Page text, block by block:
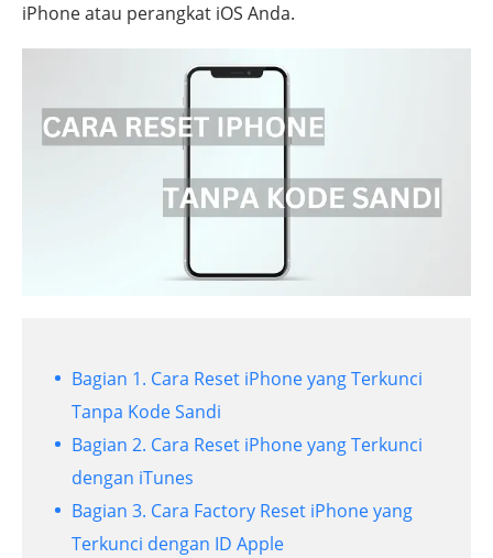
iPhone atau perangkat iOS Anda.
Bagian 1. Cara Reset iPhone yang Terkunci
Tanpa Kode Sandi
Bagian 2. Cara Reset iPhone yang Terkunci
dengan iTunes
Bagian 3. Cara Factory Reset iPhone yang
Terkunci dengan ID Apple